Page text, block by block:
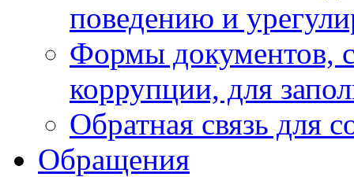
поведению и
Формы документов,
коррупции, для
Обратная связь для
Обращения